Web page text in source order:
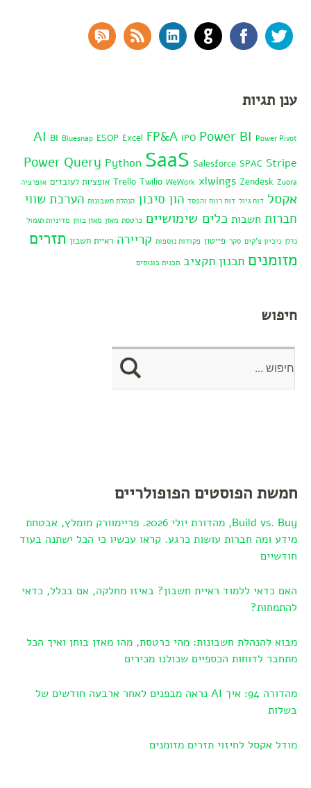
Twitter
Facebook
GitHub
LinkedIn
RSS Feed
ענן תגיות
AI BI Bluesnap ESOP Excel FP&A IPO Power BI Power Pivot
Power Query Python SaaS Salesforce SPAC Stripe
Trello Twilio WeWork xlwings Zendesk Zuora אופציות לעובדים אופרציה
אקסל דוח גיול דוח רווח והפסד הון סיכון הנהלת חשבונות הערכת שווי
חברות חשבות כלים שימושיים כרטסת מאזן מאזן בוחן מדיניות תגמול
נדלן ניכיון צ'קים סקר פייטון פקודות נוספות קריירה ראיית חשבון תזרים
מזומנים תכנון תקציב תכנית בונוסים
חיפוש
חמשת הפוסטים הפופולריים
Build vs. Buy, מהדורת יולי 2026. פריימוורק מומלץ, אבטחת
מידע ומה חברות עושות כרגע. קראו עכשיו כי הכל ישתנה בעוד
חודשיים
האם כדאי ללמוד ראיית חשבון? באיזו מחלקה, אם בכלל, כדאי
להתמחות?
מבוא להנהלת חשבונות: מהי כרטסת, מהו מאזן בוחן ואיך הכל
מתחבר לדוחות הכספיים שכולנו מכירים
מהדורה 94: איך AI נראה מבפנים לאחר ארבעה חודשים של
בשלות
מודל אקסל לחיזוי תזרים מזומנים